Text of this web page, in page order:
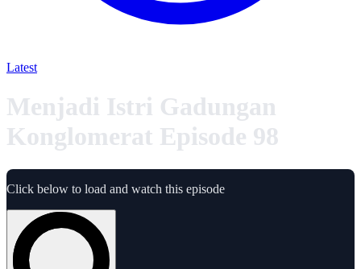
Latest
Menjadi Istri Gadungan
Konglomerat Episode 98
Click below to load and watch this episode